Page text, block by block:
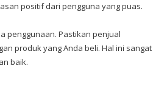
positif dari pengguna yang puas.
penggunaan. Pastikan penjual
produk yang Anda beli. Hal ini sangat
baik.